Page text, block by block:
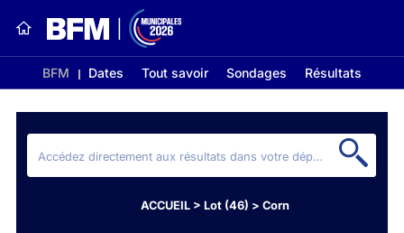
BFM Dates Tout savoir Sondages Résultats
ACCUEIL> Lot (46) > Corn